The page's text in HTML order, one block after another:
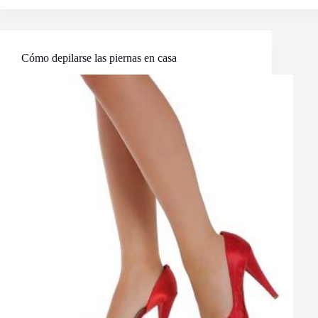
naturalmente
Cómo depilarse las piernas en casa